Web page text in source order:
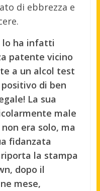
di ebbrezza e
lo ha infatti
patente vicino
a un alcol test
di ben
La sua
male
era solo, ma
fidanzata
la stampa
dopo il
mese,